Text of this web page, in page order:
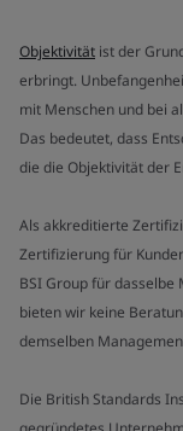
Objektivität ist der
erbringt.
mit Menschen und bei
Das bedeutet, dass
die die Objektivität der
Als akkreditierte
Zertifizierung für
BSI Group für
bieten wir keine
demselben
Die British Standards